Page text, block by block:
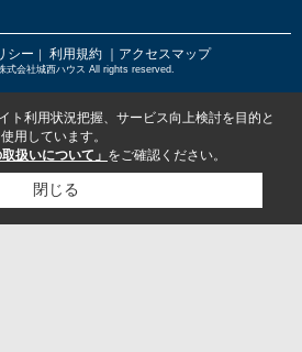
シー ｜ 利用規約 ｜アクセスマップ
式会社城西ハウス All rights reserved.
ト利用状況把握、サービス向上検討を目的と
用しています。
扱いについて」 をご確認ください。
閉じる